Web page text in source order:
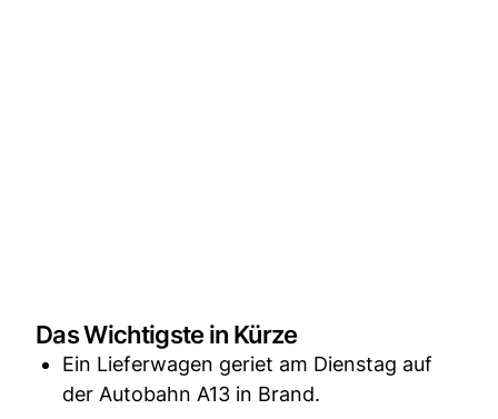
Das Wichtigste in Kürze
Ein Lieferwagen geriet am Dienstag auf
der Autobahn A13 in Brand.